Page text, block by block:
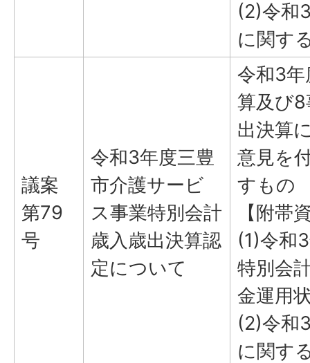
(2)令和
に関す
議案
第79
号
令和3年度三豊
市介護サービ
ス事業特別会計
歳入歳出決算認
定について
令和3年
算及び
出決算
意見を
すもの
【附帯
(1)令和
特別会
金運用
(2)令和
に関す